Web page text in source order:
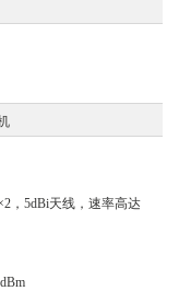
，5dBi天线，速率高达